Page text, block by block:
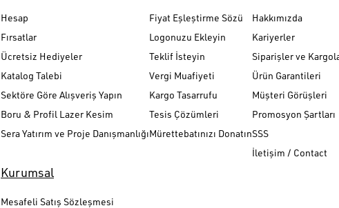
Hesap
Fırsatlar
Ücretsiz Hediyeler
Katalog Talebi
Sektöre Göre Alışveriş Yapın
Boru & Profil Lazer Kesim
Sera Yatırım ve Proje Danışmanlığı
Fiyat Eşleştirme Sözü
Logonuzu Ekleyin
Teklif İsteyin
Vergi Muafiyeti
Kargo Tasarrufu
Tesis Çözümleri
Mürettebatınızı Donatın
Hakkımızda
Kariyerler
Siparişler ve
Ürün Garantileri
Müşteri Görüşleri
Promosyon Şartları
SSS
İletişim / Contact
Kurumsal
Mesafeli Satış Sözleşmesi